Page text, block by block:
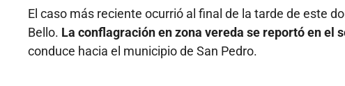
El caso más reciente ocurrió al final de la tarde de este
Bello. La conflagración en zona vereda se reportó en el
conduce hacia el municipio de San Pedro.